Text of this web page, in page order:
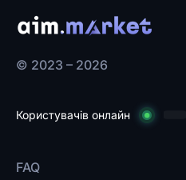
© 2023 – 2026
Користувачів онлайн
FAQ